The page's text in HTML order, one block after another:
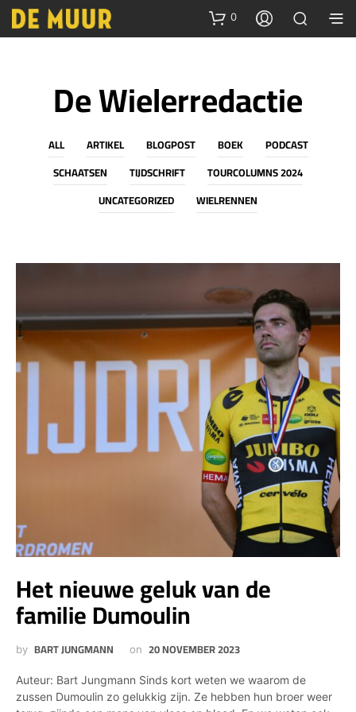
0
De Wielerredactie
ALL ARTIKEL BLOGPOST BOEK
PODCAST
SCHAATSEN
TIJDSCHRIFT
TOURCOLUMNS 2024
UNCATEGORIZED
WIELRENNEN
Het nieuwe geluk van de
familie Dumoulin
by BART JUNGMANN on 20 NOVEMBER 2023
Auteur: Bart Jungmann Sinds kort weten we waarom de
zussen Dumoulin zo gelukkig zijn. Ze hebben hun broer weer